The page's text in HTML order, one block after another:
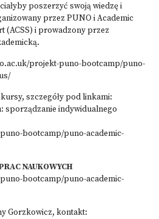
poszerzyć swoją wiedzę i
przez PUNO i Academic
(ACSS) i prowadzony przez
projekt-puno-bootcamp/puno-
szczegóły pod linkami:
sporządzanie indywidualnego
bootcamp/puno-academic-
NAUKOWYCH
bootcamp/puno-academic-
Gorzkowicz, kontakt: